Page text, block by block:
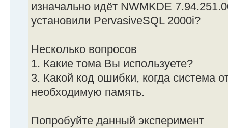
изначально идёт NWMKDE
установили PervasiveSQL 2000i?
Несколько вопросов
1. Какие тома Вы используете?
3. Какой код ошибки, когда система
необходимую память.
Попробуйте данный эксперимент